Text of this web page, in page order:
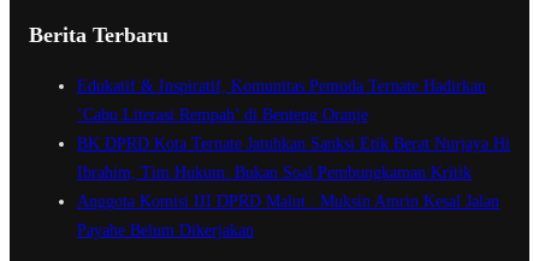
Berita Terbaru
Edukatif & Inspiratif, Komunitas Pemuda Ternate Hadirkan
‘Cabu Literasi Rempah’ di Benteng Oranje
BK DPRD Kota Ternate Jatuhkan Sanksi Etik Berat Nurjaya Hi
Ibrahim, Tim Hukum: Bukan Soal Pembungkaman Kritik
Anggota Komisi III DPRD Malut : Muksin Amrin Kesal Jalan
Payahe Belum Dikerjakan